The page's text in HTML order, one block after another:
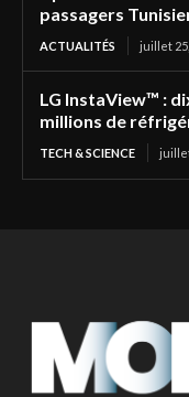
passagers
ACTUALITÉS juillet
LG InstaView™ :
millions de
TECH & SCIENCE